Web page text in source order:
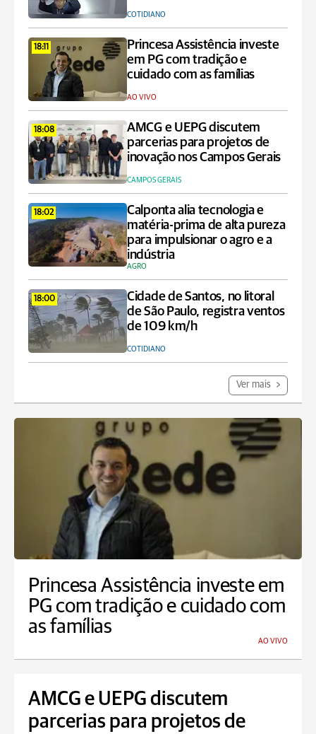
COTIDIANO
18:11
Princesa Assistência investe
em PG com tradição e
cuidado com as famílias
AO VIVO
18:08
AMCG e UEPG discutem
parcerias para projetos de
inovação nos Campos Gerais
CAMPOS GERAIS
18:02
Calponta alia tecnologia e
matéria-prima de alta pureza
para impulsionar o agro e a
indústria
AGRO
18:00
Cidade de Santos, no litoral
de São Paulo, registra ventos
de 109 km/h
COTIDIANO
Ver mais
Princesa Assistência investe em
PG com tradição e cuidado com
as famílias
AO VIVO
AMCG e UEPG discutem
parcerias para projetos de